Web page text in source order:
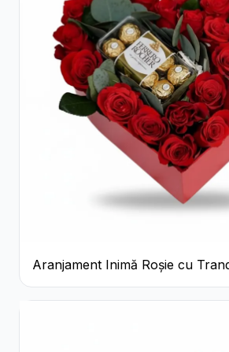
Aranjament Inimă Roșie cu
și Ferrero Rocher Premium